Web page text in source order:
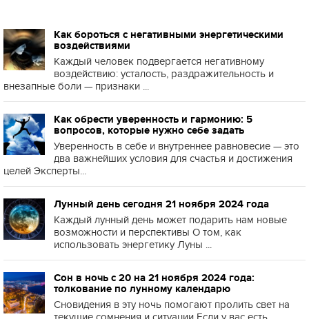
Как бороться с негативными энергетическими
воздействиями
Каждый человек подвергается негативному
воздействию: усталость, раздражительность и
внезапные боли — признаки ...
Как обрести уверенность и гармонию: 5
вопросов, которые нужно себе задать
Уверенность в себе и внутреннее равновесие — это
два важнейших условия для счастья и достижения
целей Эксперты...
Лунный день сегодня 21 ноября 2024 года
Каждый лунный день может подарить нам новые
возможности и перспективы О том, как
использовать энергетику Луны ...
Сон в ночь с 20 на 21 ноября 2024 года:
толкование по лунному календарю
Сновидения в эту ночь помогают пролить свет на